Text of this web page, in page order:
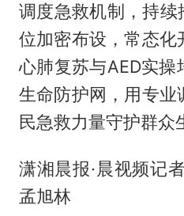
调度急救机制，持续
位加密布设，常态化
心肺复苏与AED实
生命防护网，用专业
民急救力量守护群众
潇湘晨报·晨视频记
孟旭林